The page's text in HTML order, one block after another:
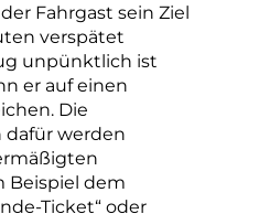
Fahrgast sein Ziel
verspätet
unpünktlich ist
er auf einen
Die
dafür werden
Beispiel dem
Ticket“ oder